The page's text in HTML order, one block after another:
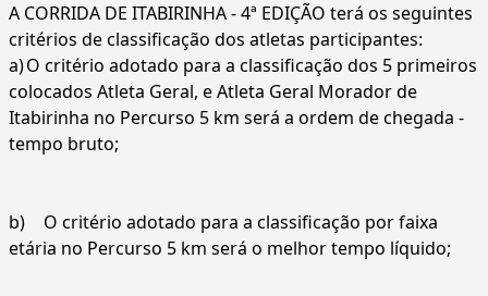
A CORRIDA DE ITABIRINHA - 4ª EDIÇÃO terá os seguintes
critérios de classificação dos atletas participantes:
a)O critério adotado para a classificação dos 5 primeiros
colocados Atleta Geral, e Atleta Geral Morador de
Itabirinha no Percurso 5 km será a ordem de chegada -
tempo bruto;
b)
O critério adotado para a classificação por faixa
etária no Percurso 5 km será o melhor tempo líquido;